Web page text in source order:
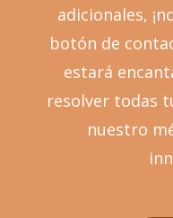
adicionales,
botón de
estará
resolver todas
nuestro